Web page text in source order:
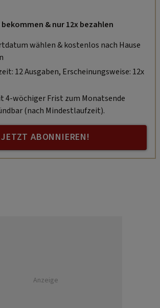
bekommen & nur 12x bezahlen
wählen & kostenlos nach Hause
12 Ausgaben, Erscheinungsweise: 12x
4-wöchiger Frist zum Monatsende
(nach Mindestlaufzeit).
JETZT ABONNIEREN!
Anzeige